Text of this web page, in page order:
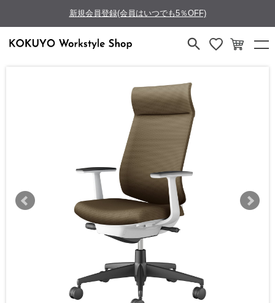
新規会員登録(会員はいつでも5％OFF)